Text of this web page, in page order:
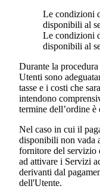
Le condizioni
disponibili al
Le condizioni
disponibili al
Durante la
Utenti sono
tasse e i costi che
intendono
termine dell’ordine è
Nel caso in cui il
disponibili non vada
fornitore del servizio
ad attivare i Servizi
derivanti dal
dell'Utente.